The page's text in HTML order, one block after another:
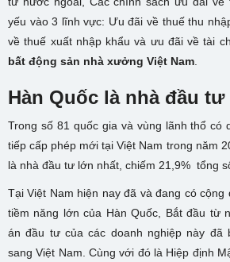
yếu vào 3 lĩnh vực: Ưu đãi về thuế thu
về thuế xuất nhập khẩu và ưu đãi về tài
bất động sản nhà xưởng Việt Nam
Hàn Quốc là nhà đầu
Trong số 81 quốc gia và vùng lãnh thổ
tiếp cấp phép mới tại Việt Nam trong năm
là nhà đầu tư lớn nhất, chiếm 21,9% tổng
Tại Việt Nam hiện nay đã và đang có cộng
tiềm năng lớn của Hàn Quốc, Bắt đầu từ
án đầu tư của các doanh nghiệp này đã
sang Việt Nam. Cùng với đó là Hiệp định